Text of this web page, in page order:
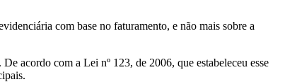
com base no faturamento, e não mais sobre a
acordo com a Lei nº 123, de 2006, que estabeleceu esse